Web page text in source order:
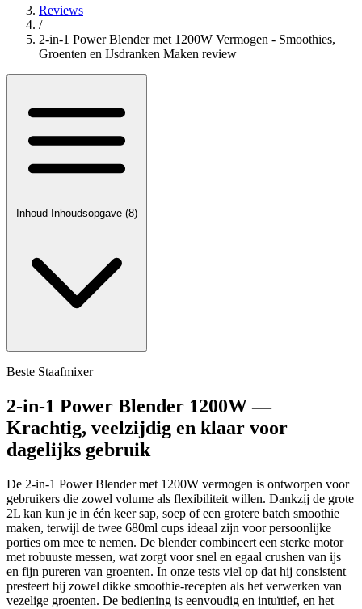
Reviews
/
2-in-1 Power Blender met 1200W Vermogen - Smoothies,
Groenten en IJsdranken Maken review
Inhoud Inhoudsopgave (8)
Beste Staafmixer
2-in-1 Power Blender 1200W —
Krachtig, veelzijdig en klaar voor
dagelijks gebruik
De 2-in-1 Power Blender met 1200W vermogen is ontworpen voor
gebruikers die zowel volume als flexibiliteit willen. Dankzij de grote
2L kan kun je in één keer sap, soep of een grotere batch smoothie
maken, terwijl de twee 680ml cups ideaal zijn voor persoonlijke
porties om mee te nemen. De blender combineert een sterke motor
met robuuste messen, wat zorgt voor snel en egaal crushen van ijs
en fijn pureren van groenten. In onze tests viel op dat hij consistent
presteert bij zowel dikke smoothie-recepten als het verwerken van
vezelige groenten. De bediening is eenvoudig en intuïtief, en het